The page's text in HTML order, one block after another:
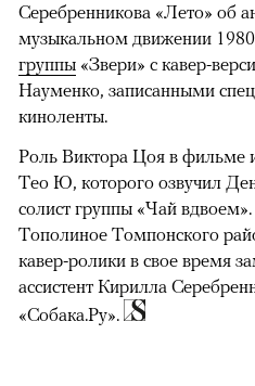
Серебренникова «Лето» об
музыкальном движении
группы «Звери» с кавер-
Науменко, записанными
киноленты.
Роль Виктора Цоя в фильме
Тео Ю, которого озвучил
солист группы «Чай
Тополиное Томпонского
кавер-ролики в свое время
ассистент Кирилла
«Собака.Ру».